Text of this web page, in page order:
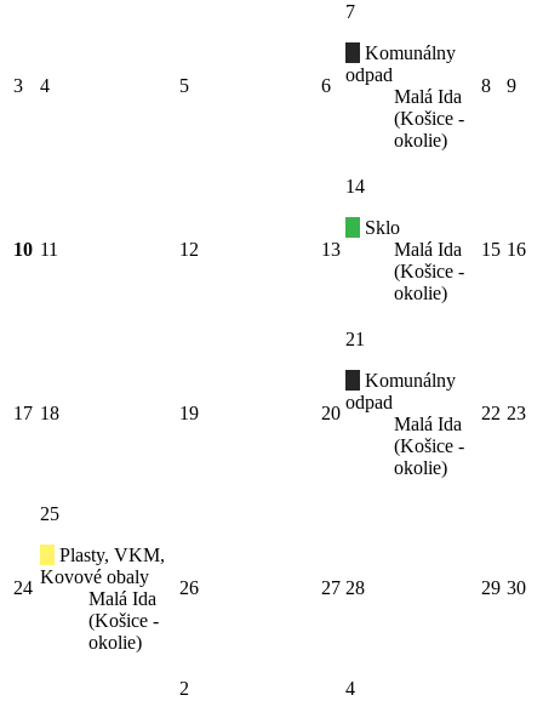
3 4 5 6
7
Komunálny
odpad
Malá Ida
(Košice -
okolie)
8 9
10 11 12 13
14
Sklo
Malá Ida
(Košice -
okolie)
15 16
17 18 19 20
21
Komunálny
odpad
Malá Ida
(Košice -
okolie)
22 23
24
25
Plasty, VKM,
Kovové obaly
Malá Ida
(Košice -
okolie)
26 27 28 29 30
2
4